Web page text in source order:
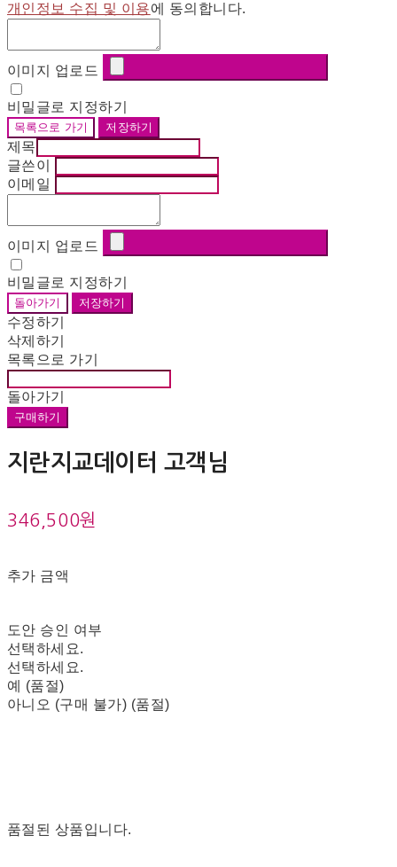
개인정보 수집 및 이용에 동의합니다.
이미지 업로드
비밀글로 지정하기
목록으로 가기 저장하기
제목
글쓴이
이메일
이미지 업로드
비밀글로 지정하기
돌아가기 저장하기
수정하기
삭제하기
목록으로 가기
돌아가기
구매하기
지란지교데이터 고객님
346,500원
추가 금액
도안 승인 여부
선택하세요.
선택하세요.
예 (품절)
아니오 (구매 불가) (품절)
품절된 상품입니다.